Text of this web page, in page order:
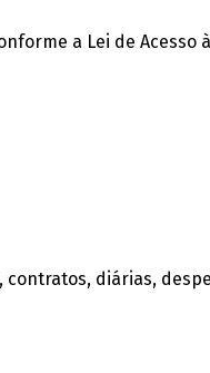
a Lei de Acesso
diárias,